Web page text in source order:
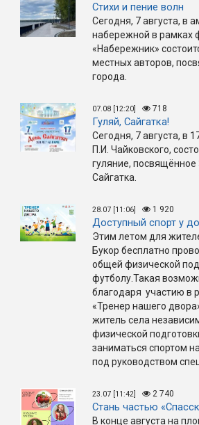
Стихи и пение волн
Сегодня, 7 августа, в
набережной в рамках
«Набережник»
местных авторов,
города.
07.08 [12:20] 718
Гуляй, Сайгатка!
Сегодня, 7 августа, в
П.И. Чайковского,
гуляние,
Сайгатка.
28.07 [11:06] 1 920
Доступный спорт у
Этим летом для
Букор бесплатно
общей физической
футболу.Такая
благодаря участию в
«Тренер нашего
житель села
физической
заниматься спортом
под руководством
23.07 [11:42] 2 740
Стань частью
В конце августа на